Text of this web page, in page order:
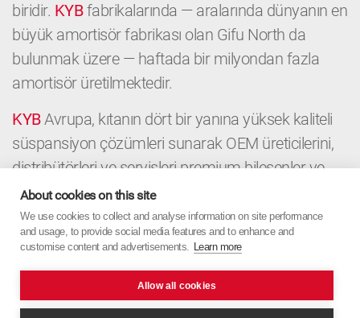
biridir. KYBfabrikalarında — aralarında dünyanın en
büyük amortisör fabrikası olan Gifu North da
bulunmak üzere — haftada bir milyondan fazla
amortisör üretilmektedir.
KYBAvrupa, kıtanın dört bir yanına yüksek kaliteli
süspansiyon çözümleri sunarak OEM üreticilerini,
distribütörleri ve servisleri premium bileşenler ve
yerel uzmanlıkla destekler. OEM’den Aftermarket’e
kadarKYBAvrupa, Japon hassasiyetini Avrupa
odağıyla birleştirir.
About cookies on this site
We use cookies to collect and analyse information on site performance
and usage, to provide social media features and to enhance and
customise content and advertisements. Learn more
Allow all cookies